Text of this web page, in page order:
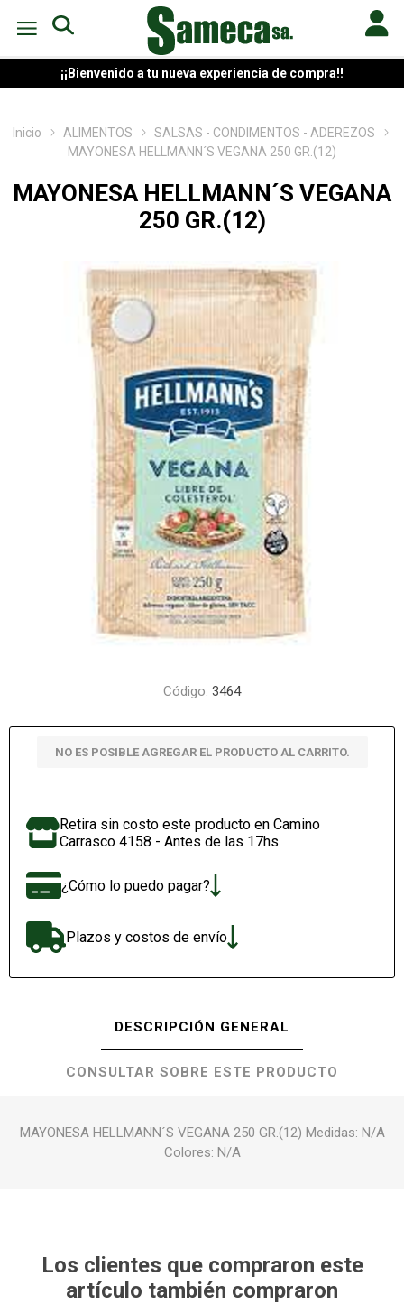
¡¡Bienvenido a tu nueva experiencia de compra!!
Inicio ALIMENTOS
SALSAS - CONDIMENTOS - ADEREZOS
MAYONESA HELLMANN´S VEGANA 250 GR.(12)
MAYONESA HELLMANN´S VEGANA
250 GR.(12)
Código: 3464
NO ES POSIBLE AGREGAR EL PRODUCTO AL CARRITO.
Retira sin costo este producto en Camino
Carrasco 4158 - Antes de las 17hs
¿Cómo lo puedo pagar?
Plazos y costos de envío
DESCRIPCIÓN GENERAL
CONSULTAR SOBRE ESTE PRODUCTO
MAYONESA HELLMANN´S VEGANA 250 GR.(12) Medidas: N/A
Colores: N/A
Los clientes que compraron este
artículo también compraron